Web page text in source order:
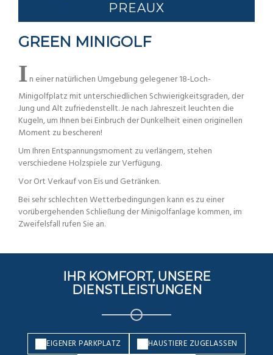
PREAUX
GREEN MINIGOLF
In einer natürlichen Umgebung gelegener 18-Loch-
Minigolfplatz mit unterschiedlichen Schwierigkeitsgraden, der
Jung und Alt zufriedenstellt. Je nach Jahreszeit leuchten die
Kugeln, um Ihnen bei Einbruch der Dunkelheit einen originellen
Moment zu bescheren!
Um Ihren Entspannungsmoment zu verlängern, stehen
verschiedene Holzspiele zur Verfügung.
Vor Ort Verkauf von Eis und Getränken.
Bei sehr schlechten Wetterbedingungen kann es zu einer
vorübergehenden Schließung der Minigolfanlage kommen, im
Zweifelsfall rufen Sie an.
IHR KOMFORT, UNSERE
DIENSTLEISTUNGEN
EIGENER PARKPLATZ HAUSTIERE ZUGELASSEN